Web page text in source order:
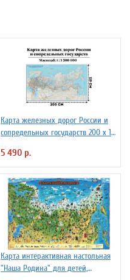
Карта железных дорог России и
сопредельных государств 200 х 119
5 490 р.
Карта интерактивная настольная
"Наша Родина" для детей,